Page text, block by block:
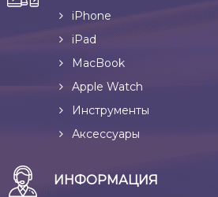
iPhone
iPad
MacBook
Apple Watch
Инструменты
Аксессуары
ИНФОРМАЦИЯ